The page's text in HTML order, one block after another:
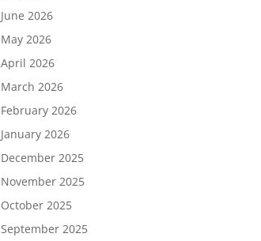
June 2026
May 2026
April 2026
March 2026
February 2026
January 2026
December 2025
November 2025
October 2025
September 2025